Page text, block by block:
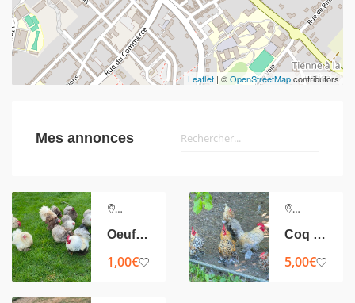
Leaflet | ©OpenStreetMapcontributors
Mes annonces
Ciney
Oeufs Pékin
1,00€
Ciney
Coq nain Sabelpoot
5,00€